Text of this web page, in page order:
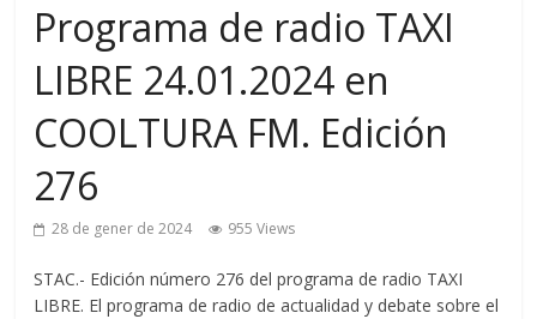
Programa de radio TAXI
LIBRE 24.01.2024 en
COOLTURA FM. Edición
276
28 de gener de 2024 955 Views
STAC.- Edición número 276 del programa de radio TAXI
LIBRE. El programa de radio de actualidad y debate sobre el